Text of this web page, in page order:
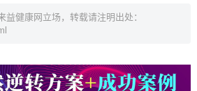
健康网立场，转载请注明出处：